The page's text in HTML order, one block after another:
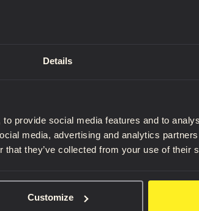
Details
provide social media features and to
media, advertising and analytics
that they’ve collected from your use of their
Customize
et de réductions !
Tutoriels